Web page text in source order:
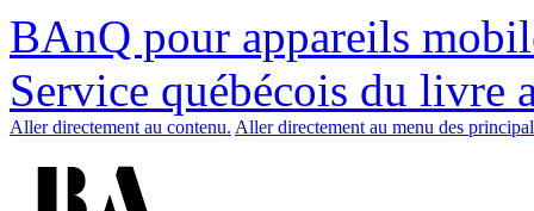
BAnQ pour appareils
Service québécois du livre
Aller directement au contenu. Aller directement au menu des